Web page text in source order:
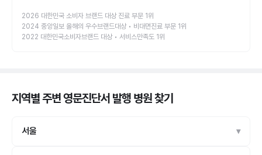
2026 대한민국 소비자 브랜드 대상 진료 부문 1위
2024 중앙일보 올해의 우수브랜드대상 • 비대면진료 부문 1위
2022 대한민국소비자브랜드 대상 • 서비스만족도 1위
지역별 주변 영문진단서 발행 병원찾기
서울